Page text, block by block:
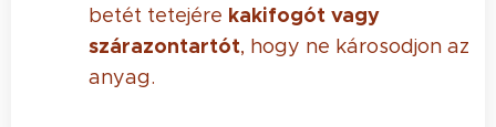
betét tetejére kakifogót vagy
szárazontartót, hogy ne károsodjon az
anyag.